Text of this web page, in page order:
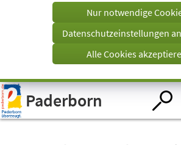
Visuelle
Assistenzsoftware
öffnen.
einem
Tab)
Nur notwendige
Datenschutzeinstellungen
Alle Cookies
Paderborn